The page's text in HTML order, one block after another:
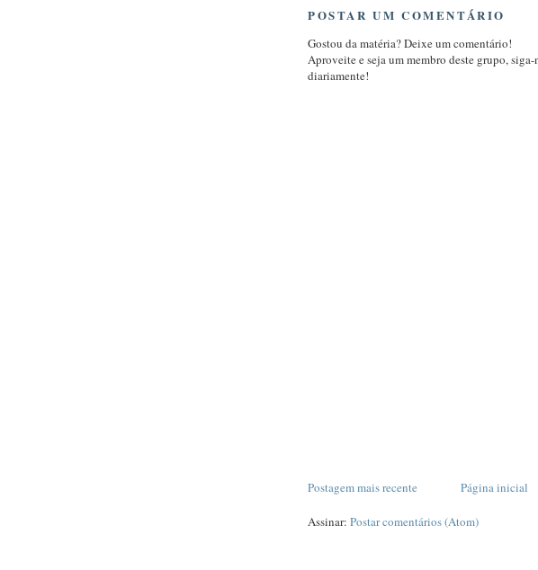
POSTAR UM COMENTÁRIO
Gostou da matéria? Deixe um comentário!
Aproveite e seja um membro deste grupo,
diariamente!
Postagem mais recente Página inicial
Assinar: Postar comentários (Atom)